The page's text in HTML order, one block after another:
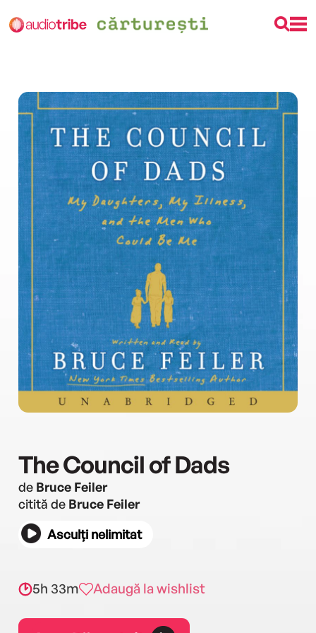
The Council of Dads
de Bruce Feiler
citită de Bruce Feiler
Asculți nelimitat
5h 33m Adaugă la wishlist